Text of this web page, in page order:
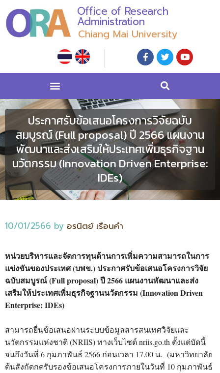
Office of Research
Administration
Chiang Mai University
ประกาศรับข้อเสนอโครงการวิจัยฉบับ
สมบูรณ์ (Full proposal) ปี 2566 แผนงาน
พัฒนาและส่งเสริมให้ประเทศเพิ่มธุรกิจฐาน
นวัตกรรม (Innovation Driven Enterprise:
IDEs)
10/01/2566 by อรนิตย์ เรือนคำ
หน่วยบริหารและจัดการทุนด้านการเพิ่มความสามารถในการ
แข่งขันของประเทศ (บพข.) ประกาศรับข้อเสนอโครงการวิจัย
ฉบับสมบูรณ์ (Full proposal) ปี 2566 แผนงานพัฒนาและส่ง
เสริมให้ประเทศเพิ่มธุรกิจฐานนวัตกรรม (Innovation Driven
Enterprise: IDEs)
สามารถยื่นข้อเสนอผ่านระบบข้อมูลสารสนเทศวิจัยและ
นวัตกรรมแห่งชาติ (NRIIS) ทางเว็บไซต์ nriis.go.th ตั้งแต่บัดนี้
จนถึงวันที่ 6 กุมภาพันธ์ 2566 ก่อนเวลา 17.00 น. (มหาวิทยาลัย
ต้นสังกัดกดรับรองข้อเสนอโครงการภายในวันที่ 10 กุมภาพันธ์